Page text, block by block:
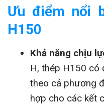
Ưu điểm nổi
H150
Khả năng chịu
H, thép H150 có
theo cả phương
hợp cho các kết